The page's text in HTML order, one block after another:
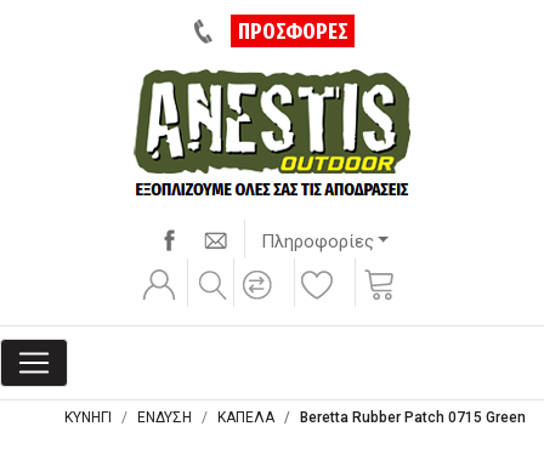
ΠΡΟΣΦΟΡΕΣ
Πληροφορίες
ΚΥΝΗΓΙ ΕΝΔΥΣΗ ΚΑΠΕΛΑ Beretta Rubber Patch 0715 Green